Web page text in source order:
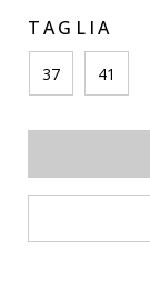
TAGLIA
37 41